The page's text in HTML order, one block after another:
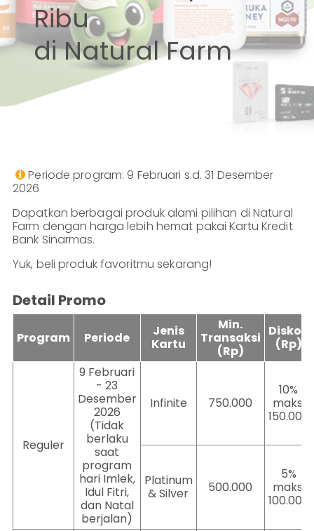
Perbankan
Bisnis
Teman
SimobiPlus
Nasabah
Investor
Karir
Ribu
di Natural Farm
 Periode program: 9 Februari s.d. 31 Desember
2026
Dapatkan berbagai produk alami pilihan di Natural
Farm dengan harga lebih hemat pakai Kartu Kredit
Bank Sinarmas.
Yuk, beli produk favoritmu sekarang!
Detail Promo
Program Periode
Jenis
Kartu
Min.
Transaksi
(Rp)
Diskon
(Rp)
Reguler
9 Februari
- 23
Desember
2026
(Tidak
berlaku
saat
program
hari Imlek,
Idul Fitri,
dan Natal
berjalan)
Infinite 750.000
10%
maks.
150.000
Platinum
& Silver
500.000
5%
maks.
100.000